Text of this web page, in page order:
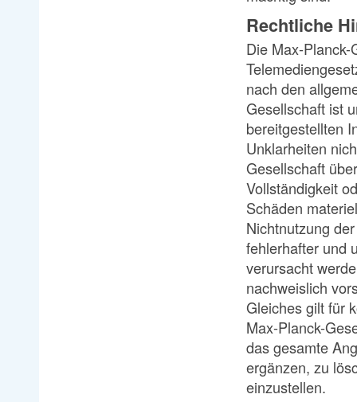
Rechtliche
Die Max-
nach den
Gesellschaft ist
bereitgestellten
Unklarheiten
Gesellschaft
Vollständigkeit
Schäden
Nichtnutzung
fehlerhafter und
verursacht
nachweislich
Gleiches gilt für
Max-Planck-
das gesamte
ergänzen, zu
einzustellen.